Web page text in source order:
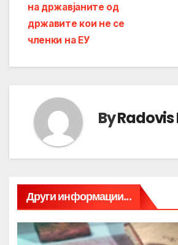
на државјаните од
државите кои не се
членки на ЕУ
ByRadovis
Други информации...